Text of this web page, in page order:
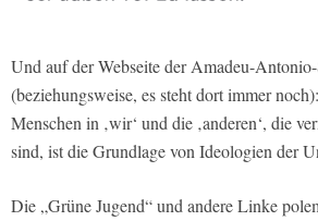
Und auf der Webseite der Amadeu-
(beziehungsweise, es steht dort immer
Menschen in ‚wir‘ und die ‚anderen‘, die
sind, ist die Grundlage von Ideologien der
Die „Grüne Jugend“ und andere Linke